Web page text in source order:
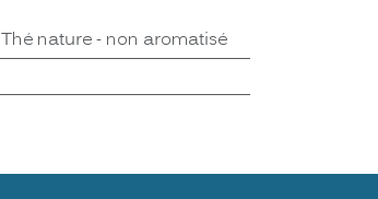
Thé nature - non aromatisé